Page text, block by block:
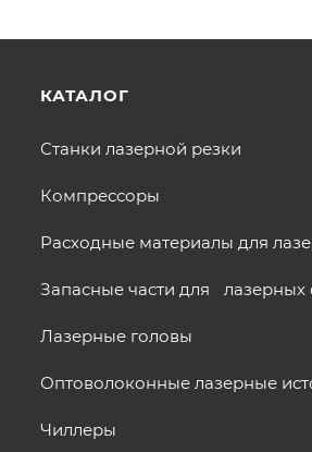
КАТАЛОГ
Станки лазерной резки
Компрессоры
Расходные материалы для
Запасные части для лазерных
Лазерные головы
Оптоволоконные лазерные
Чиллеры